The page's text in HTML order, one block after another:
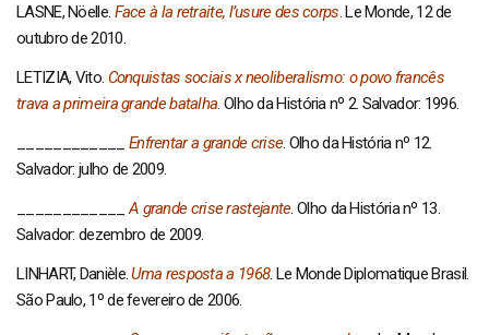
LASNE, Nöelle. Face à la retraite, l’usure des corps . Le Monde, 12 de
outubro de 2010.
LETIZIA, Vito. Conquistas sociais x neoliberalismo: o povo francês
trava a primeira grande batalha . Olho da História nº 2. Salvador: 1996.
Enfrentar a grande crise. Olho da História nº 12.
Salvador: julho de 2009.
A grande crise rastejante. Olho da História nº 13.
Salvador: dezembro de 2009.
LINHART, Danièle.Uma resposta a 1968. Le Monde Diplomatique Brasil.
São Paulo, 1º de fevereiro de 2006.